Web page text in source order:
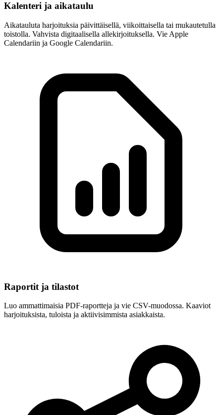
Kalenteri ja aikataulu
Aikatauluta harjoituksia päivittäisellä, viikoittaisella tai mukautetulla
toistolla. Vahvista digitaalisella allekirjoituksella. Vie Apple
Calendariin ja Google Calendariin.
Raportit ja tilastot
Luo ammattimaisia PDF-raportteja ja vie CSV-muodossa. Kaaviot
harjoituksista, tuloista ja aktiivisimmista asiakkaista.